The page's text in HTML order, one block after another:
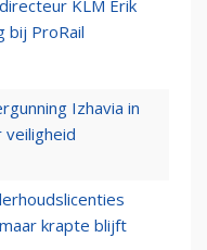
KLM Erik
bij ProRail
Izhavia in
krapte blijft